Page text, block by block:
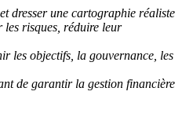
dresser une cartographie réaliste
les risques, réduire leur
les objectifs, la gouvernance, les
de garantir la gestion financière